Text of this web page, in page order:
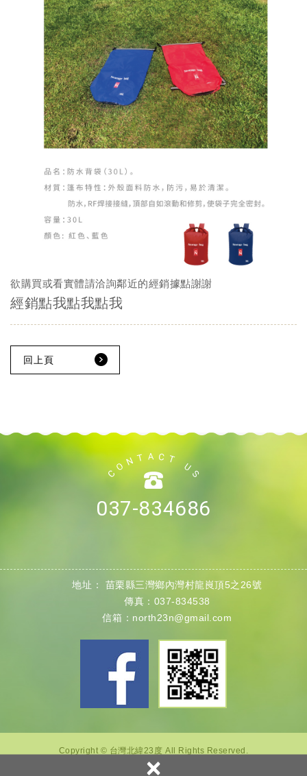
×
欲購買或看實體請洽詢鄰近的經銷據點謝謝
經銷點我點我點我
回上頁
037-834686
地址： 苗栗縣三灣鄉內灣村龍峎頂5之26號
傳真：037-834538
信箱： north23n@gmail.com
Copyright © 台灣北緯23度 All Rights Reserved.